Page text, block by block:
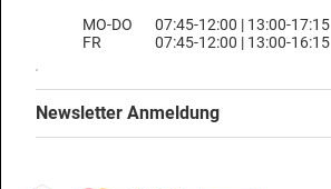
MO-DO
FR
07:45-12:00 | 13:00-17:15
07:45-12:00 | 13:00-16:15
Newsletter Anmeldung